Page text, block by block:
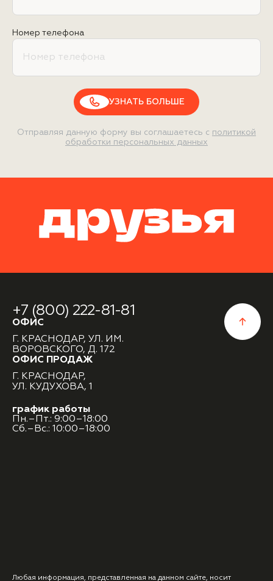
Номер телефона
УЗНАТЬ БОЛЬШЕ
Отправляя данную форму вы соглашаетесь с политикой
обработки персональных данных
+7 (800) 222-81-81
ОФИС
Г. КРАСНОДАР, УЛ. ИМ.
ВОРОВСКОГО, Д. 172
ОФИС ПРОДАЖ
Г. КРАСНОДАР,
УЛ. КУДУХОВА, 1
график работы
Пн.–Пт.: 9:00–18:00
Сб.–Вс.: 10:00–18:00
Любая информация, представленная на данном сайте, носит